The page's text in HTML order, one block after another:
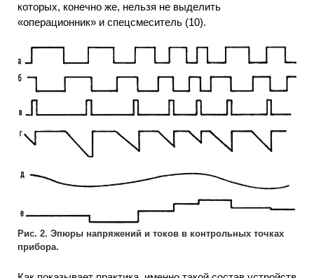
которых, конечно же, нельзя не выделить
«операционник» и спецсмеситель (10).
Рис. 2. Эпюры напряжений и токов в контрольных точках
прибора.